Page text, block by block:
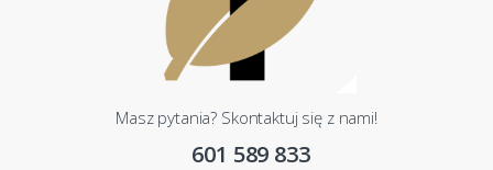
Masz pytania? Skontaktuj się z nami!
601 589 833